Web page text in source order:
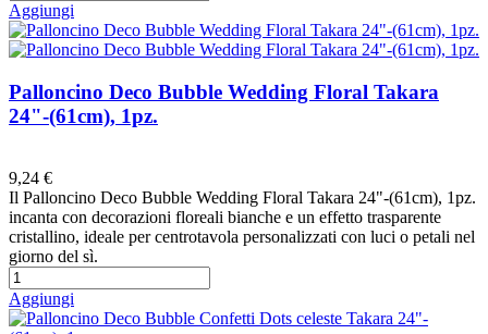
Aggiungi
Palloncino Deco Bubble Wedding Floral Takara
24"-(61cm), 1pz.
9,24 €
Il Palloncino Deco Bubble Wedding Floral Takara 24"-(61cm), 1pz.
incanta con decorazioni floreali bianche e un effetto trasparente
cristallino, ideale per centrotavola personalizzati con luci o petali nel
giorno del sì.
Aggiungi